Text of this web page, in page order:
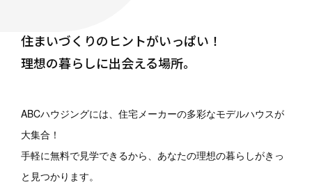
住まいづくりのヒントがいっぱい！
理想の暮らしに出会える場所。
ABCハウジングには、 住宅メーカーの多彩なモデルハウスが
大集合！
手軽に無料で見学できるから、 あなたの理想の暮らしがきっ
と見つかります。